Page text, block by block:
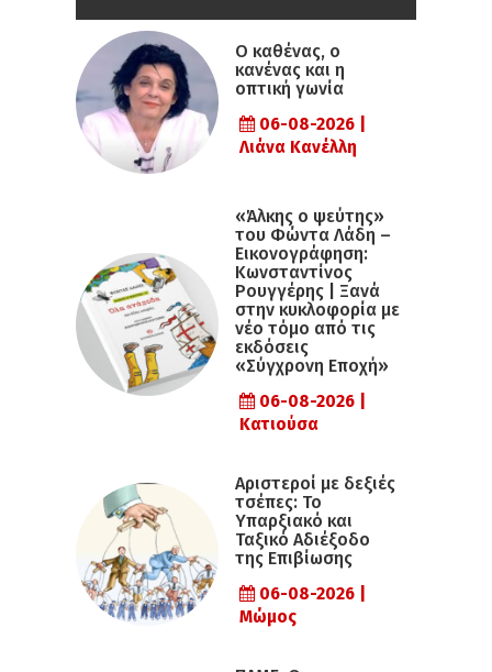
Ο καθένας, ο
κανένας και η
οπτική γωνία
06-08-2026 |
Λιάνα Κανέλλη
«Άλκης ο ψεύτης»
του Φώντα Λάδη –
Εικονογράφηση:
Κωνσταντίνος
Ρουγγέρης | Ξανά
στην κυκλοφορία με
νέο τόμο από τις
εκδόσεις
«Σύγχρονη Εποχή»
06-08-2026 |
Κατιούσα
Αριστεροί με δεξιές
τσέπες: Το
Υπαρξιακό και
Ταξικό Αδιέξοδο
της Επιβίωσης
06-08-2026 |
Μώμος